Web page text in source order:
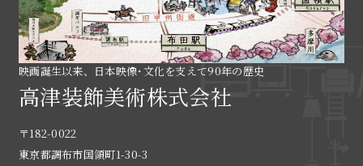
映画誕生以来、日本映像･文化を支えて90年の歴史
高津装飾美術株式会社
〒182-0022
東京都調布市国領町1-30-3